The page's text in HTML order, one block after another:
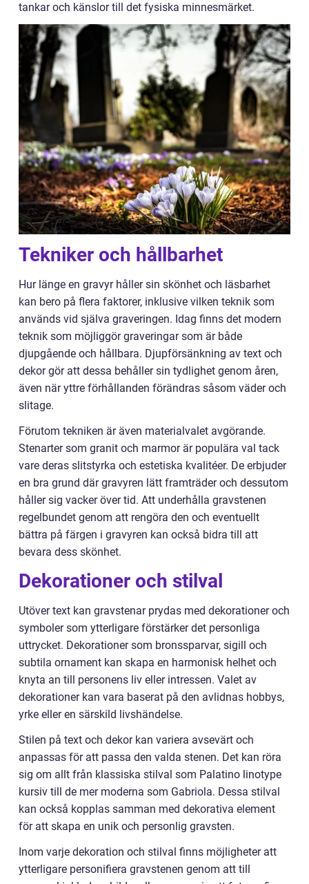
tankar och känslor till det fysiska minnesmärket.
Tekniker och hållbarhet
Hur länge en gravyr håller sin skönhet och läsbarhet
kan bero på flera faktorer, inklusive vilken teknik som
används vid själva graveringen. Idag finns det modern
teknik som möjliggör graveringar som är både
djupgående och hållbara. Djupförsänkning av text och
dekor gör att dessa behåller sin tydlighet genom åren,
även när yttre förhållanden förändras såsom väder och
slitage.
Förutom tekniken är även materialvalet avgörande.
Stenarter som granit och marmor är populära val tack
vare deras slitstyrka och estetiska kvalitéer. De erbjuder
en bra grund där gravyren lätt framträder och dessutom
håller sig vacker över tid. Att underhålla gravstenen
regelbundet genom att rengöra den och eventuellt
bättra på färgen i gravyren kan också bidra till att
bevara dess skönhet.
Dekorationer och stilval
Utöver text kan gravstenar prydas med dekorationer och
symboler som ytterligare förstärker det personliga
uttrycket. Dekorationer som bronssparvar, sigill och
subtila ornament kan skapa en harmonisk helhet och
knyta an till personens liv eller intressen. Valet av
dekorationer kan vara baserat på den avlidnas hobbys,
yrke eller en särskild livshändelse.
Stilen på text och dekor kan variera avsevärt och
anpassas för att passa den valda stenen. Det kan röra
sig om allt från klassiska stilval som Palatino linotype
kursiv till de mer moderna som Gabriola. Dessa stilval
kan också kopplas samman med dekorativa element
för att skapa en unik och personlig gravsten.
Inom varje dekoration och stilval finns möjligheter att
ytterligare personifiera gravstenen genom att till